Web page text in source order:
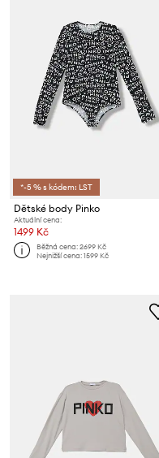
*-5 % s kódem: LST
Dětské body Pinko
Aktuální cena:
1499 Kč
Běžná cena:2699 Kč
Nejnižší cena:1599 Kč